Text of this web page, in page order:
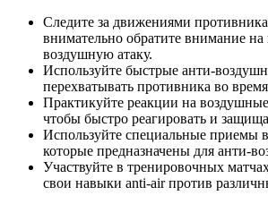
Следите за движениями
внимательно обратите внимание
воздушную атаку.
Используйте быстрые анти-
перехватывать противника во
Практикуйте реакции на
чтобы быстро реагировать и
Используйте специальные приемы
которые предназначены для анти-
Участвуйте в тренировочных
свои навыки anti-air против